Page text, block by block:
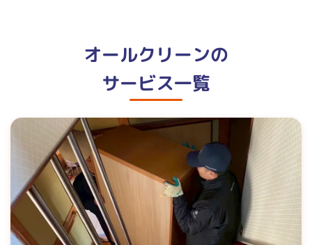
オールクリーンの
サービス一覧